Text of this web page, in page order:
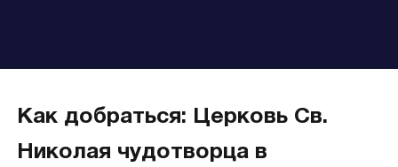
Как добраться: Церковь Св.
Николая чудотворца в